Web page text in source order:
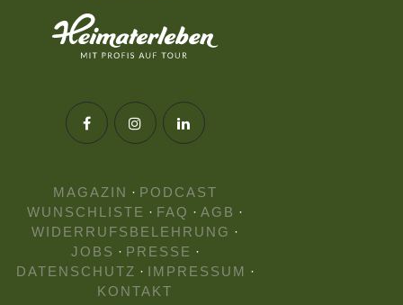
MAGAZIN · PODCAST
WUNSCHLISTE · FAQ · AGB ·
WIDERRUFSBELEHRUNG ·
JOBS · PRESSE ·
DATENSCHUTZ · IMPRESSUM ·
KONTAKT